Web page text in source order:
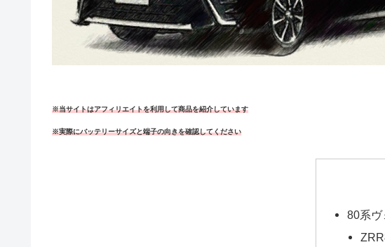
※当サイトはアフィリエイトを利用して商品を紹介しています
※実際にバッテリーサイズと端子の向きを確認してください
80系ヴ